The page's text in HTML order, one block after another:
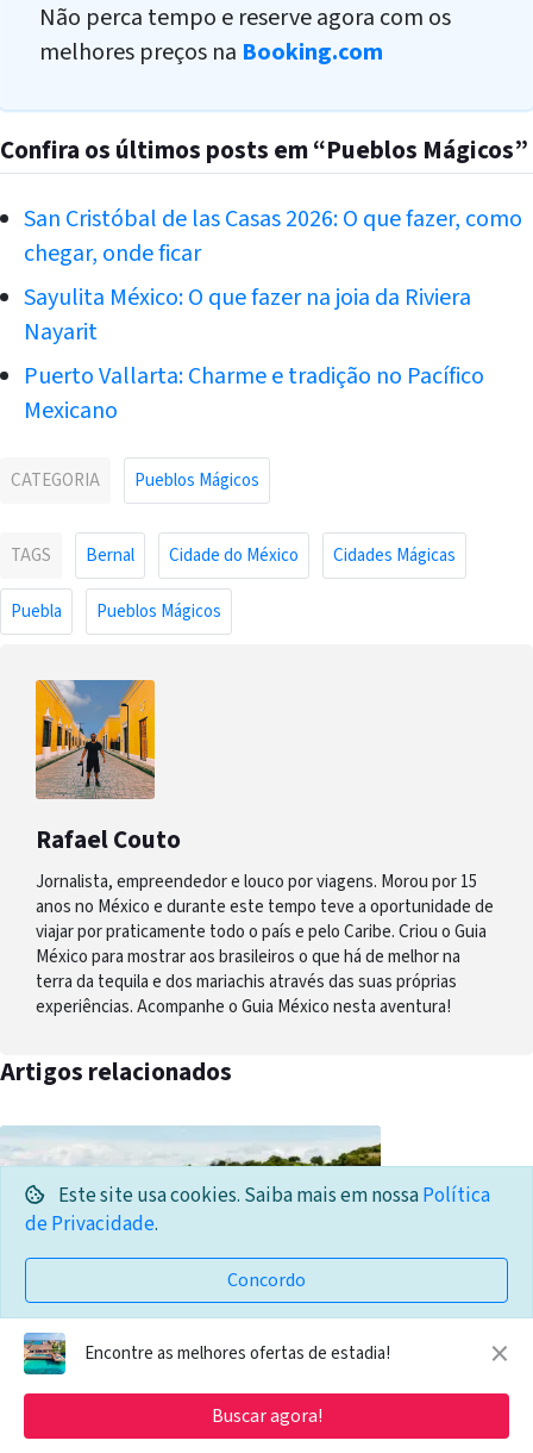
Encontre as melhores ofertas de estadia! ×
Buscar agora!
Não perca tempo e reserve agora com os
melhores preços na Booking.com
Confira os últimos posts em “Pueblos Mágicos”
San Cristóbal de las Casas 2026: O que fazer, como
chegar, onde ficar
Sayulita México: O que fazer na joia da Riviera
Nayarit
Puerto Vallarta: Charme e tradição no Pacífico
Mexicano
CATEGORIA Pueblos Mágicos
TAGS Bernal Cidade do México Cidades Mágicas
Puebla Pueblos Mágicos
Rafael Couto
Jornalista, empreendedor e louco por viagens. Morou por 15
anos no México e durante este tempo teve a oportunidade de
viajar por praticamente todo o país e pelo Caribe. Criou o Guia
México para mostrar aos brasileiros o que há de melhor na
terra da tequila e dos mariachis através das suas próprias
experiências. Acompanhe o Guia México nesta aventura!
Artigos relacionados
Pontos turísticos do México 2026: 7 sítios
Este site usa cookies. Saiba mais em nossaPolítica
de Privacidade.
Concordo